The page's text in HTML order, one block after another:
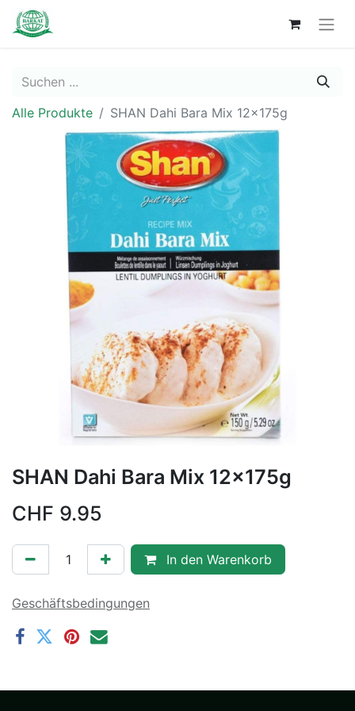
Alle Produkte SHAN Dahi Bara Mix 12x175g
SHAN Dahi Bara Mix 12x175g
CHF 9.95
In den Warenkorb
Geschäftsbedingungen